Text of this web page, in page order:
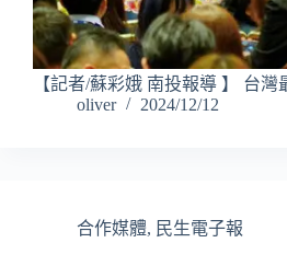
【記者/蘇彩娥 南投報導 】 台
oliver
2024/12/12
合作媒體, 民生電子報